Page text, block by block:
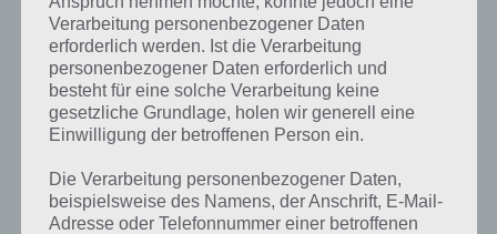
Verarbeitung personenbezogener Daten
erforderlich werden. Ist die Verarbeitung
personenbezogener Daten erforderlich und
besteht für eine solche Verarbeitung keine
gesetzliche Grundlage, holen wir generell eine
Einwilligung der betroffenen Person ein.
Die Verarbeitung personenbezogener Daten,
beispielsweise des Namens, der Anschrift, E-Mail-
Adresse oder Telefonnummer einer betroffenen